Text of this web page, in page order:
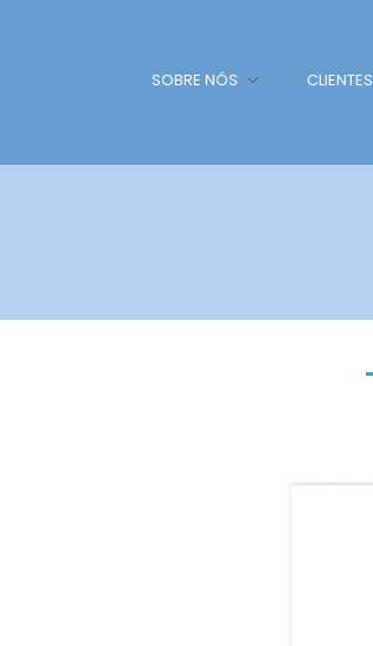
SOBRE NÓS CLIENTES